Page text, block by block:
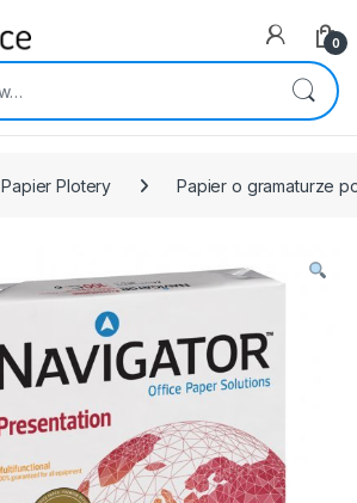
0
Papier Plotery Papier o gramaturze